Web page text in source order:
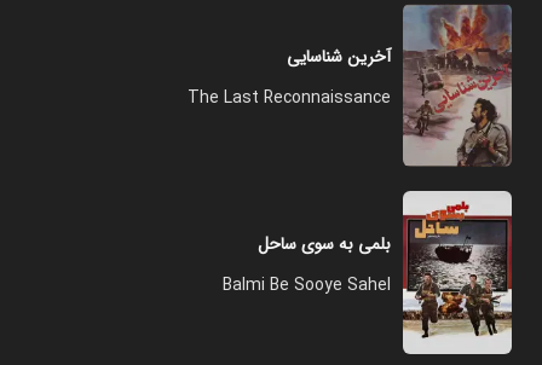
آخرین شناسایی
The Last Reconnaissance
بلمی به سوی ساحل
Balmi ‌‌‌‌Be Sooye Sahel